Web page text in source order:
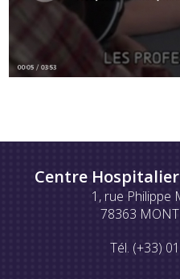
Centre
1, rue Philippe
78363
Tél. (+33)